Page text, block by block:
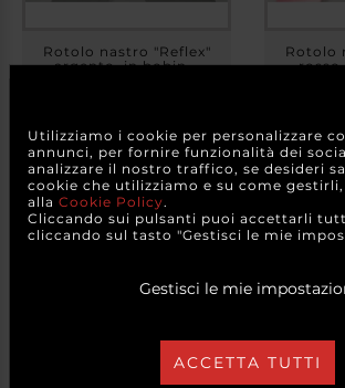
Rotolo nastro "Reflex"
argento, in bobin...
a partire da5,00 €
CAD.
DETTAGLI
Rotolo
a
I colori degli articoli possono variare se
diversi lotti di tintura. I colori possono
modo diverso a causa delle variazioni di
monitor e dispositivi mobili.
A causa degli effetti della luce, della
schermo del computer e delle
Utilizziamo i cookie per personalizzare
annunci, per fornire funzionalità dei
analizzare il nostro traffico, se desideri
cookie che utilizziamo e su come
alla Cookie Policy.
Cliccando sui pulsanti puoi accettarli
cliccando sul tasto "Gestisci le mie
Gestisci le mie
ACCETTA TUTTI